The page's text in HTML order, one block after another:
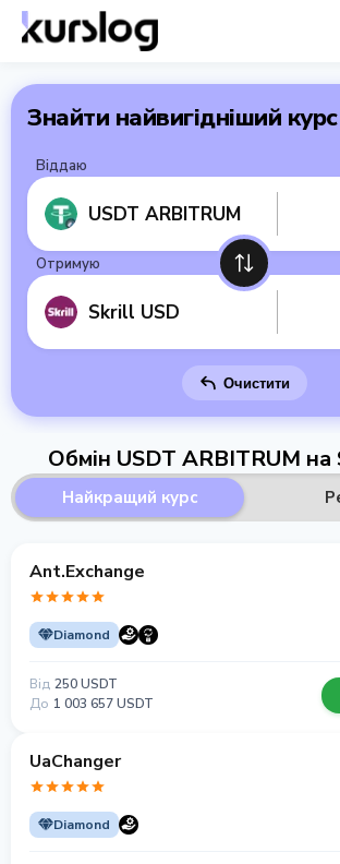
Знайти найвигідніший курс
Віддаю
USDT ARBITRUM
Отримую
Skrill USD
Очистити
Обмін USDT ARBITRUM на
Найкращий курс
Ant.Exchange
Diamond
Від 250 USDT
До 1 003 657 USDT
UaChanger
Diamond